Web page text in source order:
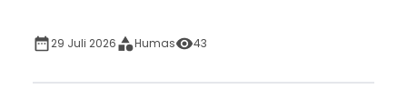
29 Juli 2026 Humas 43